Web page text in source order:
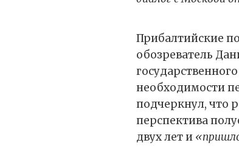
Прибалтийские
обозреватель
необходимости
подчеркнул, что
перспектива
двух лет и